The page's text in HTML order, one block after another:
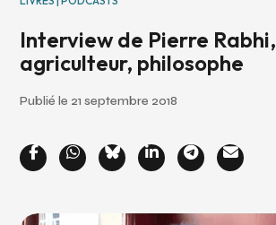
Interview de Pierre Rabhi,
agriculteur, philosophe
Publié le 21 septembre 2018